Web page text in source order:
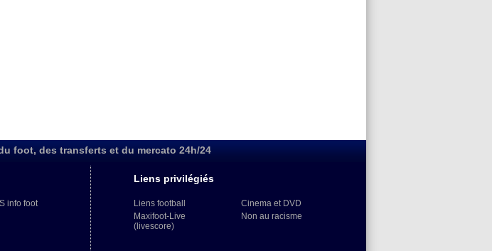
foot, des transferts et du mercato 24h/24
info foot
Liens privilégiés
Liens football
Maxifoot-Live
(livescore)
Cinema et DVD
Non au racisme